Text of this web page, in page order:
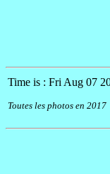
Time is : Fri Aug 07
Toutes les photos en 2017